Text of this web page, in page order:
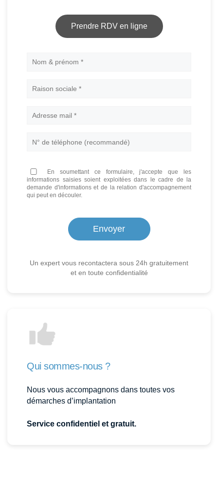
Prendre RDV en ligne
Nom
En soumettant ce formulaire, j'accepte que les
informations saisies soient exploitées dans le cadre de la
demande d'informations et de la relation d'accompagnement
qui peut en découler.
Un expert vous recontactera sous 24h gratuitement
et en toute confidentialité
Qui sommes-nous ?
Nous vous accompagnons dans toutes vos
démarches d’implantation
Service confidentiel et gratuit.